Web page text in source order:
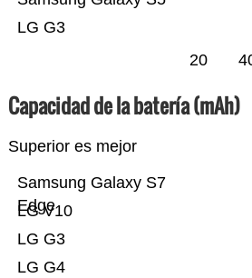
LG G3
20
Capacidad de la batería (mAh)
Superior es mejor
LG G4
LG G3
LG V10
Samsung Galaxy S7
Edge